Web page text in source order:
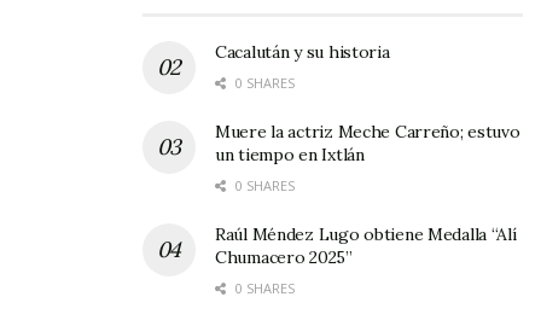
Cacalután y su historia
0 SHARES
Muere la actriz Meche Carreño; estuvo
un tiempo en Ixtlán
0 SHARES
Raúl Méndez Lugo obtiene Medalla “Alí
Chumacero 2025”
0 SHARES